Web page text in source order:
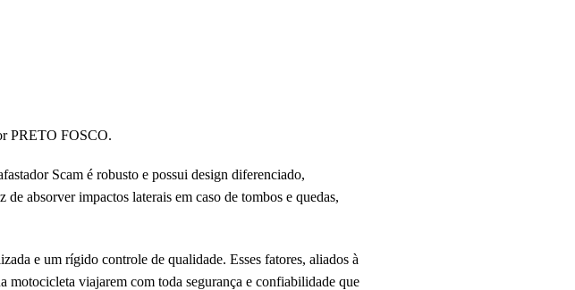
PRETO FOSCO.
Scam é robusto e possui design diferenciado,
absorver impactos laterais em caso de tombos e quedas,
e um rígido controle de qualidade. Esses fatores, aliados à
motocicleta viajarem com toda segurança e confiabilidade que